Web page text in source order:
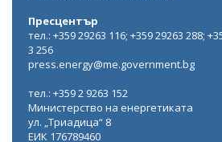
Пресцентър
тел.: +359 29263 116; +359 29263 288;
3 256
press.energy@me.government.bg
тел.: +359 2 9263 152
Министерство на енергетиката
ул. „Триадица“ 8
ЕИК 176789460